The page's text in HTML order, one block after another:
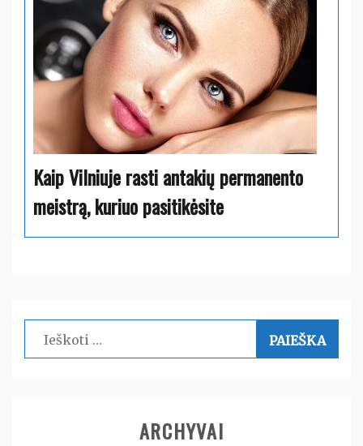
Kaip Vilniuje rasti antakių permanento
meistrą, kuriuo pasitikėsite
Ieškoti:
ARCHYVAI